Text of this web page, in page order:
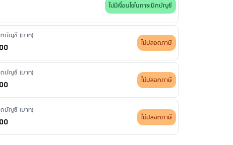
ไม่มีเงื่อนไขในการเปิดบัญชี
ดบัญชี (บาท)
ไม่ปลอดภาษี
ดบัญชี (บาท)
ไม่ปลอดภาษี
ดบัญชี (บาท)
ไม่ปลอดภาษี